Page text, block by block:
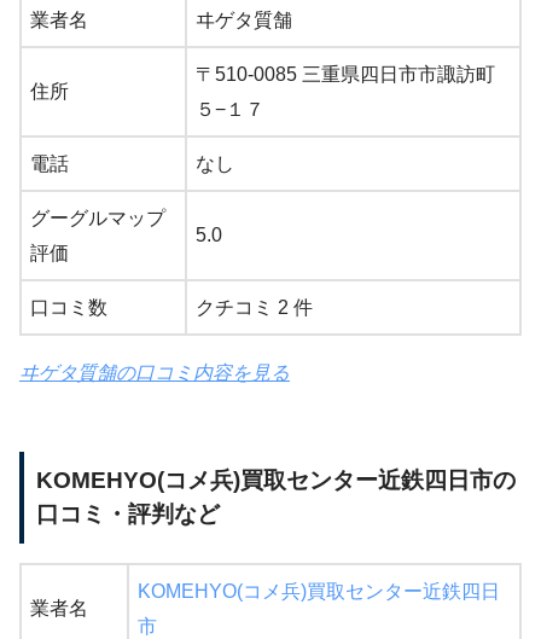
業者名 ヰゲタ質舗
住所
〒510-0085 三重県四日市市諏訪町
５−１７
電話 なし
グーグルマップ
評価
5.0
口コミ数 クチコミ 2 件
ヰゲタ質舗の口コミ内容を見る
KOMEHYO(コメ兵)買取センター近鉄四日市の
口コミ・評判など
業者名
KOMEHYO(コメ兵)買取センター近鉄四日
市